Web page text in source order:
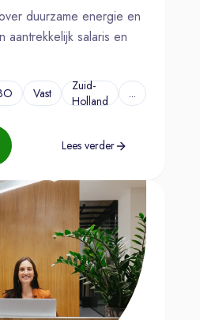
duurzame energie en
aantrekkelijk salaris en
Vast
Zuid-
Holland
...
Lees verder